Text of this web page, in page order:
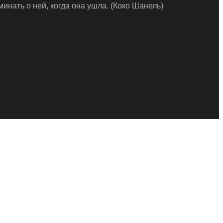
о ней, когда она yшла. (Коко Шанель)